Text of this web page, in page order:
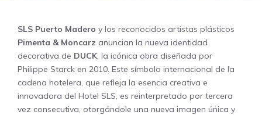
SLS Puerto Madero y los reconocidos artistas plásticos
Pimenta & Moncarz anuncian la nueva identidad
decorativa de DUCK, la icónica obra diseñada por
Philippe Starck en 2010. Este símbolo internacional de la
cadena hotelera, que refleja la esencia creativa e
innovadora del Hotel SLS, es reinterpretado por tercera
vez consecutiva, otorgándole una nueva imagen única y